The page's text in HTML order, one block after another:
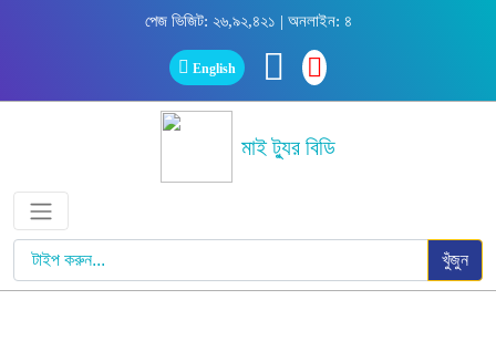
পেজ ভিজিট: ২৬,৯২,৪২১ | অনলাইন: ৪
English
মাই ট্যুর বিডি
খুঁজুন